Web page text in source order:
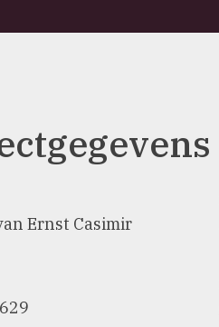
Ernst Casimir